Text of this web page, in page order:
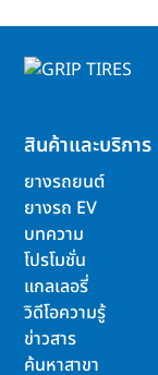
สินค้าและบริการ
ยางรถยนต์
ยางรถ EV
บทความ
โปรโมชั่น
แกลเลอรี่
วิดีโอความรู้
ข่าวสาร
ค้นหาสาขา